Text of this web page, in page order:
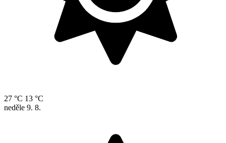
27 °C 13 °C
neděle 9. 8.